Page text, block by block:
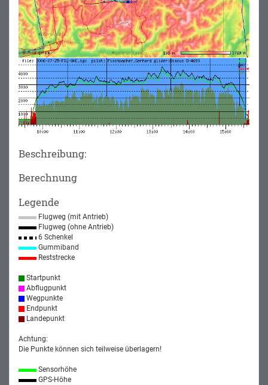
Beschreibung:
Berechnung
Legende
Flugweg (mit Antrieb)
Flugweg (ohne Antrieb)
6 Schenkel
Gummiband
Reststrecke
Startpunkt
Abflugpunkt
Wegpunkte
Endpunkt
Landepunkt
Achtung:
Die Punkte können sich teilweise überlagern!
Sensorhöhe
GPS-Höhe